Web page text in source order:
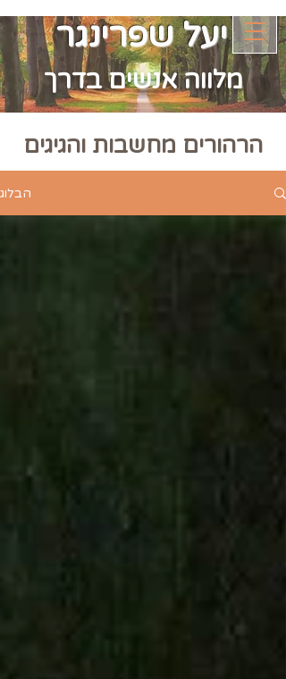
יעל שפרינגר
מלווה אנשים בדרך
הרהורים מחשבות והגיגים
הבלוג